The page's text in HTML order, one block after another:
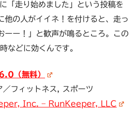
「走り始めました」という投稿を
他の人がイイネ！を付けると、走っ
ーー！」と歓声が鳴るところ。この
などに効くんです。
（無料）
フィットネス, スポーツ
Inc. – RunKeeper, LLC